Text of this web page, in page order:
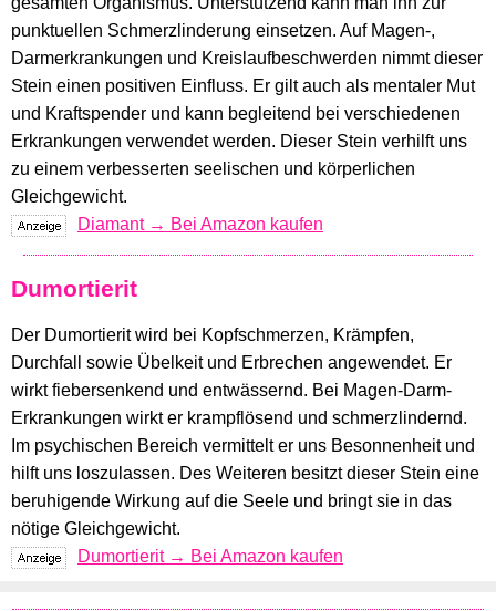
punktuellen Schmerzlinderung einsetzen. Auf Magen-,
Darmerkrankungen und Kreislaufbeschwerden nimmt dieser
Stein einen positiven Einfluss. Er gilt auch als mentaler Mut
und Kraftspender und kann begleitend bei verschiedenen
Erkrankungen verwendet werden. Dieser Stein verhilft uns
zu einem verbesserten seelischen und körperlichen
Gleichgewicht.
Diamant → Bei Amazon kaufen
Dumortierit
Der Dumortierit wird bei Kopfschmerzen, Krämpfen,
Durchfall sowie Übelkeit und Erbrechen angewendet. Er
wirkt fiebersenkend und entwässernd. Bei Magen-Darm-
Erkrankungen wirkt er krampflösend und schmerzlindernd.
Im psychischen Bereich vermittelt er uns Besonnenheit und
hilft uns loszulassen. Des Weiteren besitzt dieser Stein eine
beruhigende Wirkung auf die Seele und bringt sie in das
nötige Gleichgewicht.
Dumortierit → Bei Amazon kaufen